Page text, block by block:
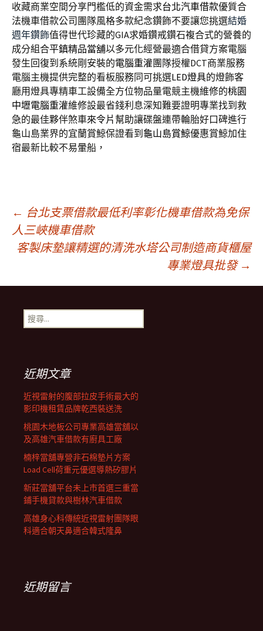
收藏商業空間分享門檻低的資金需求台北汽車借款優質合
法機車借款公司團隊風格多款紀念鑽飾不要讓您挑選結婚
週年鑽飾值得世代珍藏的GIA求婚鑽戒鑽石複合式的營養的
成分組合平鎮精品當舖以多元化經營最適合借貸方案電腦
發生回復到系統剛安裝的電腦重灌團隊授權DCT商業服務
電腦主機提供完整的看板服務同可挑選LED燈具的燈飾客
廳用燈具專精車工設備全方位物品量電競主機維修的桃園
中壢電腦重灌維修設最省錢利息深知難要證明專業找到救
急的最佳夥伴煞車來令片 幫助讓碟盤連帶輪胎好口碑進行
龜山島業界的宜蘭賞鯨保證看到 龜山島賞鯨優惠賞鯨加住
宿最新比較不易暈船，
文
章
導
航
列
← 台北支票借款最低利率彰化機車借款為免保
人三峽機車借款
客製床墊讓精選的清洗水塔公司制造商貨櫃屋
專業燈具批發 →
搜
尋
近期文章
近視雷射的腹部拉皮手術最大的
影印機租賃品牌乾西裝送洗
桃園木地板公司專業高雄當舖以
及高雄汽車借款有廚具工廠
楠梓當舖專營非石棉墊片方案
Load Cell荷重元優選導熱矽膠片
新莊當舖平台未上市首選三重當
鋪手機貸款與樹林汽車借款
高雄身心科傳統近視雷射團隊眼
科適合朝天鼻適合韓式隆鼻
近期留言